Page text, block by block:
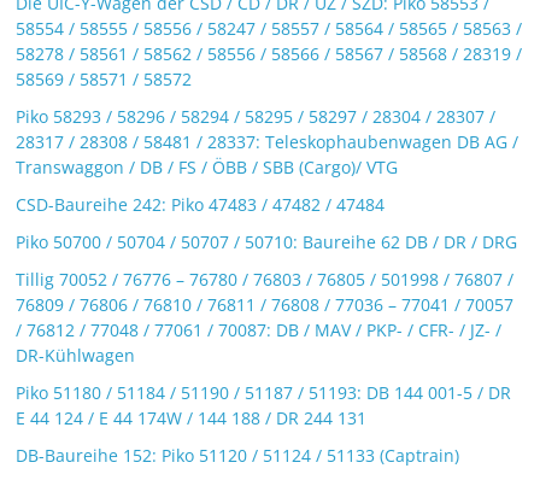
58554 / 58555 / 58556 / 58247 / 58557 / 58564 / 58565 / 58563 /
58278 / 58561 / 58562 / 58556 / 58566 / 58567 / 58568 / 28319 /
58569 / 58571 / 58572
Piko 58293 / 58296 / 58294 / 58295 / 58297 / 28304 / 28307 /
28317 / 28308 / 58481 / 28337: Teleskophaubenwagen DB AG /
Transwaggon / DB / FS / ÖBB / SBB (Cargo)/ VTG
CSD-Baureihe 242: Piko 47483 / 47482 / 47484
Piko 50700 / 50704 / 50707 / 50710: Baureihe 62 DB / DR / DRG
Tillig 70052 / 76776 – 76780 / 76803 / 76805 / 501998 / 76807 /
76809 / 76806 / 76810 / 76811 / 76808 / 77036 – 77041 / 70057
/ 76812 / 77048 / 77061 / 70087: DB / MAV / PKP- / CFR- / JZ- /
DR-Kühlwagen
Piko 51180 / 51184 / 51190 / 51187 / 51193: DB 144 001-5 / DR
E 44 124 / E 44 174W / 144 188 / DR 244 131
DB-Baureihe 152: Piko 51120 / 51124 / 51133 (Captrain)